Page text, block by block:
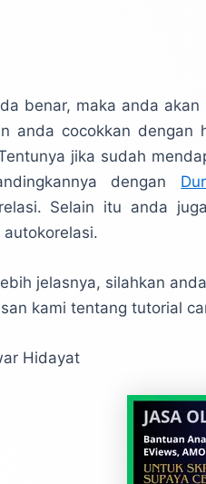
benar, maka anda
anda cocokkan
jika sudah
dengan
Selain itu anda
autokorelasi.
jelasnya, silahkan
kami tentang tutorial
Hidayat